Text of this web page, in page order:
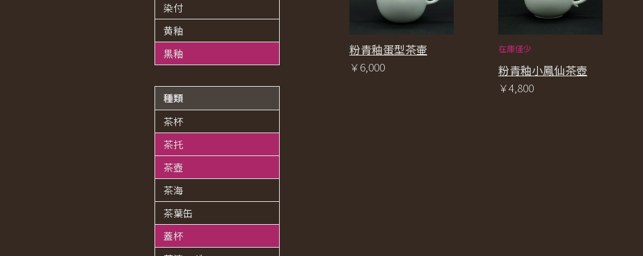
染付
黄釉
黒釉
種類
茶杯
茶托
茶壺
茶海
茶葉缶
蓋杯
粉青釉蛋型茶壷
￥6,000
在庫僅少
粉青釉小鳳仙茶壺
￥4,800